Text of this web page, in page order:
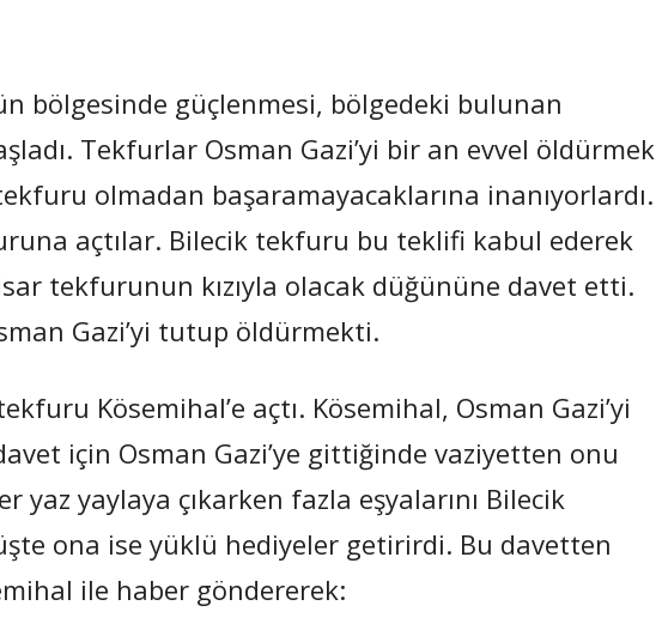
bölgesinde güçlenmesi, bölgedeki bulunan
Tekfurlar Osman Gazi’yi bir an evvel öldürmek
olmadan başaramayacaklarına inanıyorlardı.
açtılar. Bilecik tekfuru bu teklifi kabul ederek
tekfurunun kızıyla olacak düğününe davet etti.
Gazi’yi tutup öldürmekti.
Kösemihal’e açtı. Kösemihal, Osman Gazi’yi
için Osman Gazi’ye gittiğinde vaziyetten onu
yaz yaylaya çıkarken fazla eşyalarını Bilecik
ona ise yüklü hediyeler getirirdi. Bu davetten
ile haber göndererek: